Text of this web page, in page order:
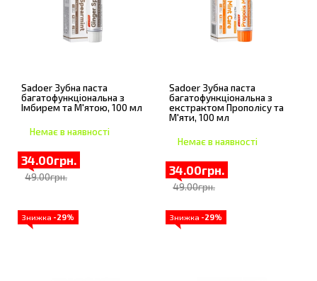
Sadoer Зубна паста
багатофункціональна з
Імбирем та М'ятою, 100 мл
Немає в наявності
34.00грн.
49.00грн.
Sadoer Зубна паста
багатофункціональна з
екстрактом Прополісу та
М'яти, 100 мл
Немає в наявності
34.00грн.
49.00грн.
Знижка -29% Знижка -29%